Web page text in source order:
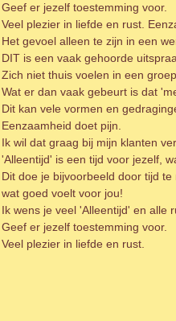
Geef er jezelf toestemming voor.
Veel plezier in liefde en rust.
Het gevoel alleen te zijn in een
DIT is een vaak gehoorde
Zich niet thuis voelen in een
Wat er dan vaak gebeurt is dat
Dit kan vele vormen en
Eenzaamheid doet pijn.
Ik wil dat graag bij mijn klanten
'Alleentijd' is een tijd voor jezelf,
Dit doe je bijvoorbeeld door tijd
wat goed voelt voor jou!
Ik wens je veel 'Alleentijd' en alle
Geef er jezelf toestemming voor.
Veel plezier in liefde en rust.